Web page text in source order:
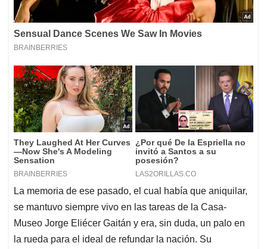
La memoria de ese pasado, el cual había que aniquilar,
se mantuvo siempre vivo en las tareas de la Casa-
Museo Jorge Eliécer Gaitán y era, sin duda, un palo en
la rueda para el ideal de refundar la nación. Su